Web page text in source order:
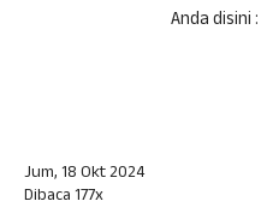
Anda disini :
Jum, 18 Okt 2024
Dibaca 177x